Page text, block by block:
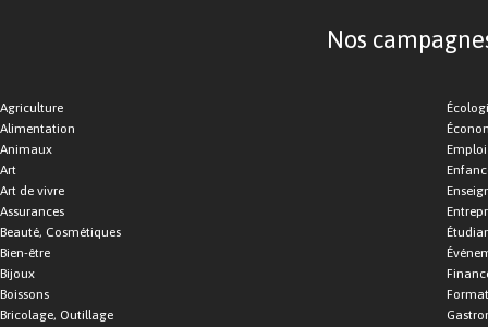
Nos
Agriculture
Alimentation
Animaux
Art
Art de vivre
Assurances
Beauté, Cosmétiques
Bien-être
Bijoux
Boissons
Bricolage, Outillage
Emploi